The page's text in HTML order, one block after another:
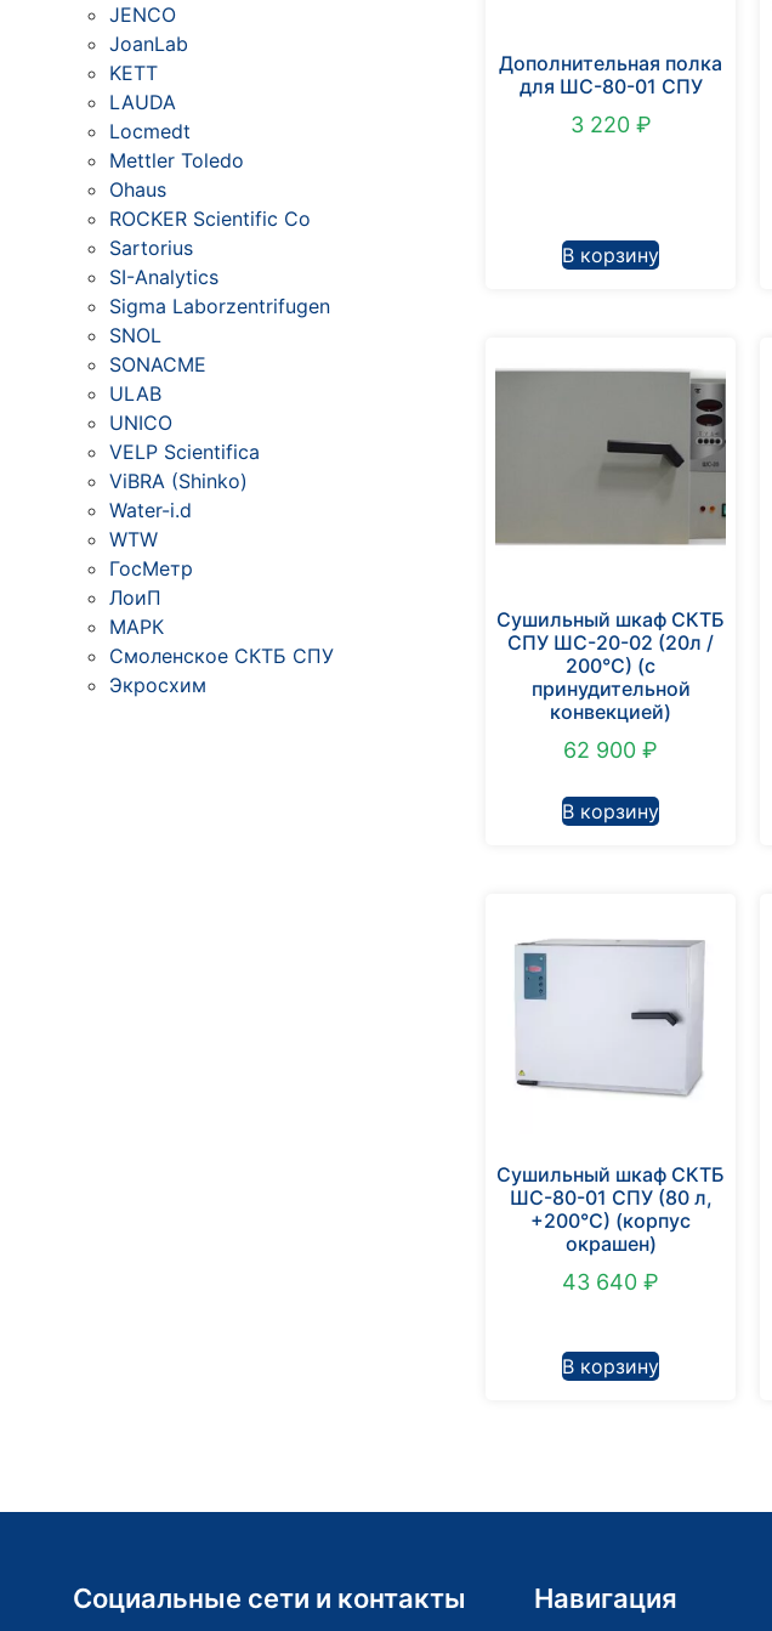
JENCO
JoanLab
KETT
LAUDA
Locmedt
Mettler Toledo
Ohaus
ROCKER Scientific Co
Sartorius
SI-Analytics
Sigma Laborzentrifugen
SNOL
SONACME
ULAB
UNICO
VELP Scientifica
ViBRA (Shinko)
Water-i.d
WTW
ГосМетр
ЛоиП
МАРК
Смоленское СКТБ СПУ
Экросхим
Дополнительная полка
для ШС-80-01 СПУ
3 220 ₽
В корзину
Сушильный шкаф СКТБ
СПУ ШС-20-02 (20л /
200°С) (с
принудительной
конвекцией)
62 900₽
В корзину
Сушильный шкаф СКТБ
ШС-80-01 СПУ (80 л,
+200°С) (корпус
окрашен)
43 640₽
В корзину
Социальные сети и контакты Навигация